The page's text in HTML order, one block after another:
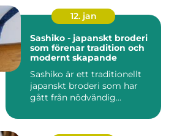
12. jan
Sashiko - japanskt broderi
som förenar tradition och
modernt skapande
Sashiko är ett traditionellt
japanskt broderi som har
gått från nödvändig...